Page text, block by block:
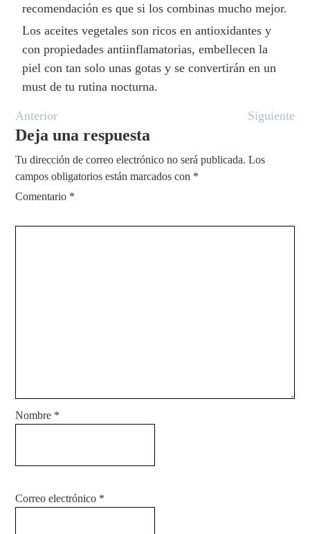
recomendación es que si los combinas mucho mejor.
Los aceites vegetales son ricos en antioxidantes y
con propiedades antiinflamatorias, embellecen la
piel con tan solo unas gotas y se convertirán en un
must de tu rutina nocturna.
Anterior Siguiente
Deja una respuesta
Tu dirección de correo electrónico no será publicada. Los
campos obligatorios están marcados con *
Comentario *
Nombre *
Correo electrónico *